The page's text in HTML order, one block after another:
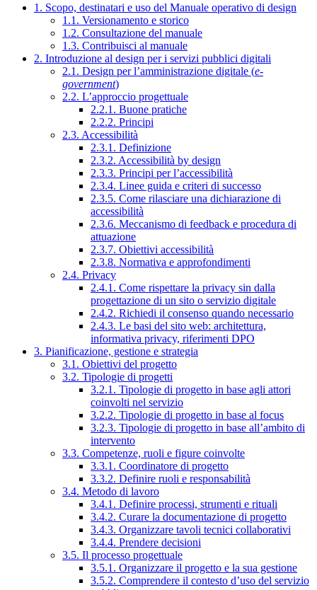
1. Scopo, destinatari e uso del Manuale operativo di design
1.1. Versionamento e storico
1.2. Consultazione del manuale
1.3. Contribuisci al manuale
2. Introduzione al design per i servizi pubblici digitali
2.1. Design per l’amministrazione digitale (e-
government)
2.2. L’approccio progettuale
2.2.1. Buone pratiche
2.2.2. Principi
2.3. Accessibilità
2.3.1. Definizione
2.3.2. Accessibilità by design
2.3.3. Principi per l’accessibilità
2.3.4. Linee guida e criteri di successo
2.3.5. Come rilasciare una dichiarazione di
accessibilità
2.3.6. Meccanismo di feedback e procedura di
attuazione
2.3.7. Obiettivi accessibilità
2.3.8. Normativa e approfondimenti
2.4. Privacy
2.4.1. Come rispettare la privacy sin dalla
progettazione di un sito o servizio digitale
2.4.2. Richiedi il consenso quando necessario
2.4.3. Le basi del sito web: architettura,
informativa privacy, riferimenti DPO
3. Pianificazione, gestione e strategia
3.1. Obiettivi del progetto
3.2. Tipologie di progetti
3.2.1. Tipologie di progetto in base agli attori
coinvolti nel servizio
3.2.2. Tipologie di progetto in base al focus
3.2.3. Tipologie di progetto in base all’ambito di
intervento
3.3. Competenze, ruoli e figure coinvolte
3.3.1. Coordinatore di progetto
3.3.2. Definire ruoli e responsabilità
3.4. Metodo di lavoro
3.4.1. Definire processi, strumenti e rituali
3.4.2. Curare la documentazione di progetto
3.4.3. Organizzare tavoli tecnici collaborativi
3.4.4. Prendere decisioni
3.5. Il processo progettuale
3.5.1. Organizzare il progetto e la sua gestione
3.5.2. Comprendere il contesto d’uso del servizio